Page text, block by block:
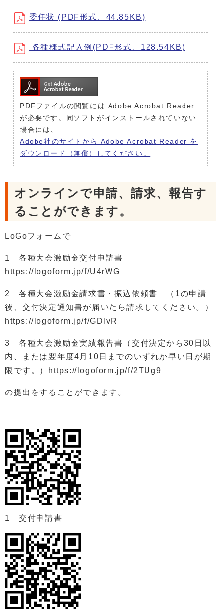
委任状 (PDF形式、44.85KB)
各種様式記入例(PDF形式、128.54KB)
PDFファイルの閲覧には Adobe Acrobat Reader
が必要です。同ソフトがインストールされていない
場合には、
Adobe社のサイトから Adobe Acrobat Reader を
ダウンロード（無償）してください。
オンラインで申請、請求、報告す
ることができます。
LoGoフォームで
1 各種大会激励金交付申請書
https://logoform.jp/f/U4rWG
2 各種大会激励金請求書・振込依頼書 （1の申請
後、交付決定通知書が届いたら請求してください。）
https://logoform.jp/f/GDlvR
3 各種大会激励金実績報告書（交付決定から30日以
内、または翌年度4月10日までのいずれか早い日が期
限です。）https://logoform.jp/f/2TUg9
の提出をすることができます。
1 交付申請書